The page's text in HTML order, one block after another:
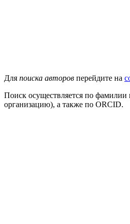
Для поиска авторов перейдите на
Поиск осуществляется по
организацию), а также по ORCID.